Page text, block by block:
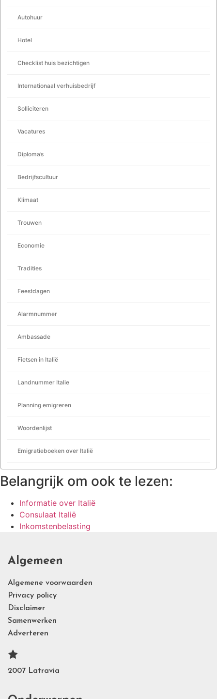
Autohuur
Hotel
Checklist huis bezichtigen
Internationaal verhuisbedrijf
Solliciteren
Vacatures
Diploma’s
Bedrijfscultuur
Klimaat
Trouwen
Economie
Tradities
Feestdagen
Alarmnummer
Ambassade
Fietsen in Italië
Landnummer Italie
Planning emigreren
Woordenlijst
Emigratieboeken over Italië
Belangrijk om ook te lezen:
Informatie over Italië
Consulaat Italië
Inkomstenbelasting
Algemeen
Algemene voorwaarden
Privacy policy
Disclaimer
Samenwerken
Adverteren
2007 Latravia